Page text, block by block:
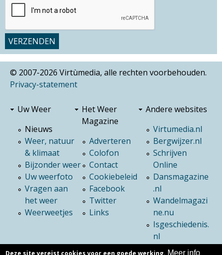
© 2007-2026 Virtùmedia, alle rechten voorbehouden.
Privacy-statement
Uw Weer
Nieuws
Weer, natuur
& klimaat
Bijzonder weer
Uw weerfoto
Vragen aan
het weer
Weerweetjes
Het Weer
Magazine
Adverteren
Colofon
Contact
Cookiebeleid
Facebook
Twitter
Links
Andere websites
Virtumedia.nl
Bergwijzer.nl
Schrijven
Online
Dansmagazine
.nl
Wandelmagazi
ne.nu
Isgeschiedenis.
nl
Deze site vereist cookies voor een goede werking. Meer info